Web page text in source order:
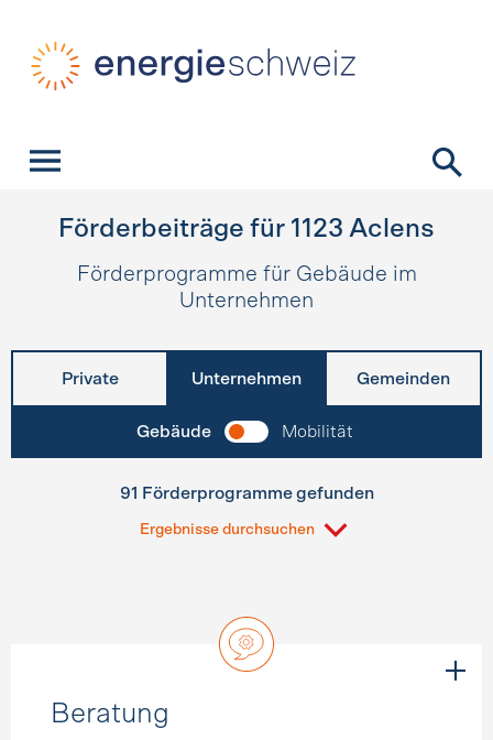
Förderbeiträge für 1123 Aclens
Förderprogramme für Gebäude im
Unternehmen
Private Unternehmen Gemeinden
Gebäude Mobilität
91 Förderprogramme gefunden
Ergebnisse durchsuchen
Beratung